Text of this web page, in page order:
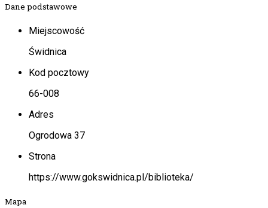
Dane podstawowe
Miejscowość
Świdnica
Kod pocztowy
66-008
Adres
Ogrodowa 37
Strona
https://www.gokswidnica.pl/biblioteka/
Mapa